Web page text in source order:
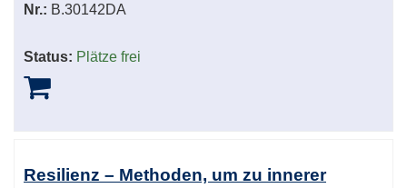
Nr.: B.30142DA
Status: Plätze frei
Resilienz – Methoden, um zu innerer